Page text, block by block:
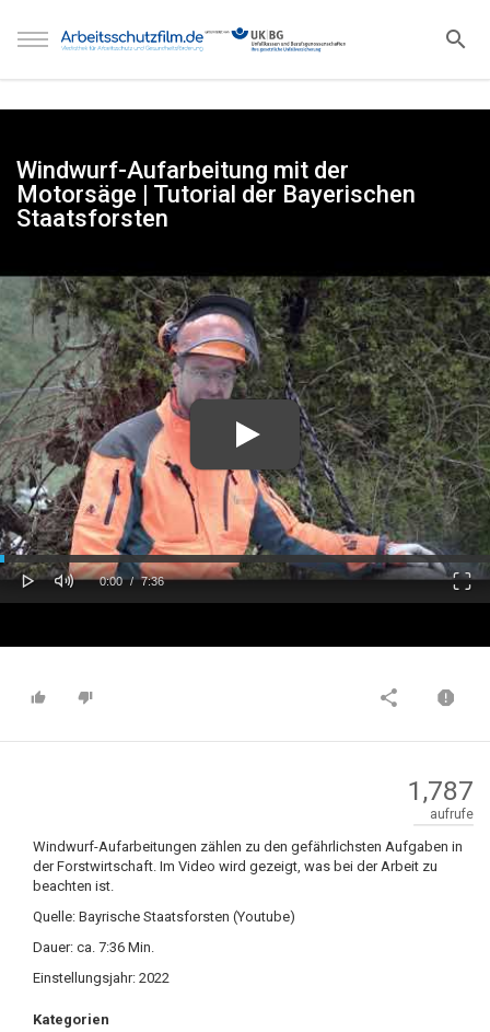
Windwurf-Aufarbeitung mit der
Motorsäge | Tutorial der Bayerischen
Staatsforsten
Play Mute
Current
0:00 / Duration
7:36
1,787
aufrufe
Windwurf-Aufarbeitungen zählen zu den gefährlichsten Aufgaben in
der Forstwirtschaft. Im Video wird gezeigt, was bei der Arbeit zu
beachten ist.
Quelle: Bayrische Staatsforsten (Youtube)
Dauer: ca. 7:36 Min.
Einstellungsjahr: 2022
Kategorien